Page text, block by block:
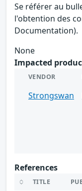
Se référer au
l'obtention des
Documentation).
None
Impacted
VENDOR
Strongswan
References
TITLE